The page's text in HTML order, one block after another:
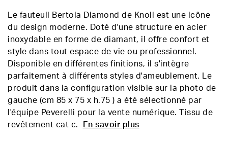
Le fauteuil Bertoia Diamond de Knoll est une icône
du design moderne. Doté d'une structure en acier
inoxydable en forme de diamant, il offre confort et
style dans tout espace de vie ou professionnel.
Disponible en différentes finitions, il s'intègre
parfaitement à différents styles d'ameublement. Le
produit dans la configuration visible sur la photo de
gauche (cm 85 x 75 x h.75 ) a été sélectionné par
l'équipe Peverelli pour la vente numérique. Tissu de
revêtement cat c.
En savoir plus